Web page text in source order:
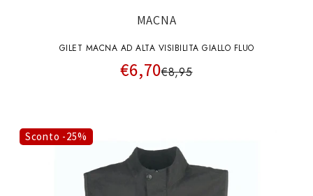
MACNA
GILET MACNA AD ALTA VISIBILITA GIALLO FLUO
€6,70€8,95
Sconto -25%